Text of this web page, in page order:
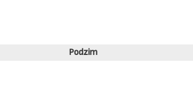
Podzim